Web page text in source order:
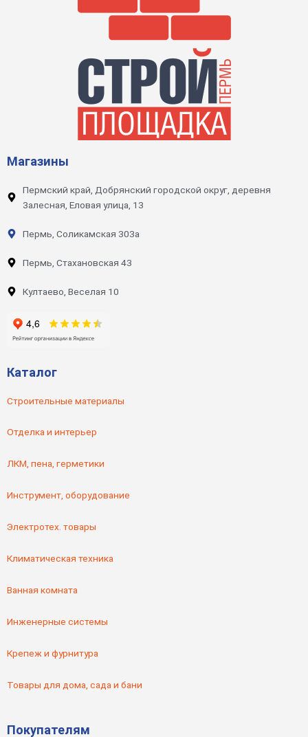
Магазины
Пермский край, Добрянский городской округ, деревня
Залесная, Еловая улица, 13
Пермь, Соликамская 303а
Пермь, Стахановская 43
Култаево, Веселая 10
Каталог
Строительные материалы
Отделка и интерьер
ЛКМ, пена, герметики
Инструмент, оборудование
Электротех. товары
Климатическая техника
Ванная комната
Инженерные системы
Крепеж и фурнитура
Товары для дома, сада и бани
Покупателям